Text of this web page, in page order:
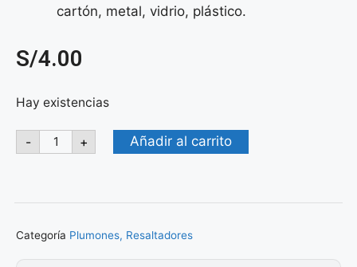
cartón, metal, vidrio, plástico.
S/4.00
Hay existencias
- + Añadir al carrito
Categoría Plumones, Resaltadores